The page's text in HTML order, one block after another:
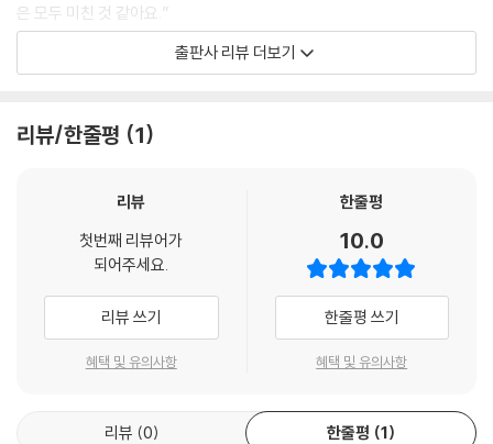
은 모두 미친 것 같아요.”
20세기 초반의 심리학자가 들은 이야기는 100여 년이 지난 지금도 유효
성공이 행복을 가져다준다는 보장도 없는데 그것을 향해 질주하는 사람이
곧바로 다시 불안해져서 훨씬 더 많이 성취하려는 욕망이 솟구치는 이유는
대부분의 사람들이 부와 성공, 권력을 꿈꾸며 치열하게 하루하루를 살아간
다. 최근 사회적인 현상이 된 2030세대의 주식과 코인 광풍 역시 부의 사
다리를 오르고 싶은 강렬한 욕망에서 비롯된 현상일 것이다. 그렇다면, 부
자가 되면 우리는 만족해서 행복하고 충만한 하루하루를 살아갈 수 있을
출판사 리뷰 더보기
리뷰/한줄평 1
리뷰
첫번째 리뷰어가
되어주세요.
리뷰 쓰기
혜택 및 유의사항
한줄평
10.0
한줄평 쓰기
혜택 및 유의사항
리뷰 0 한줄평 1